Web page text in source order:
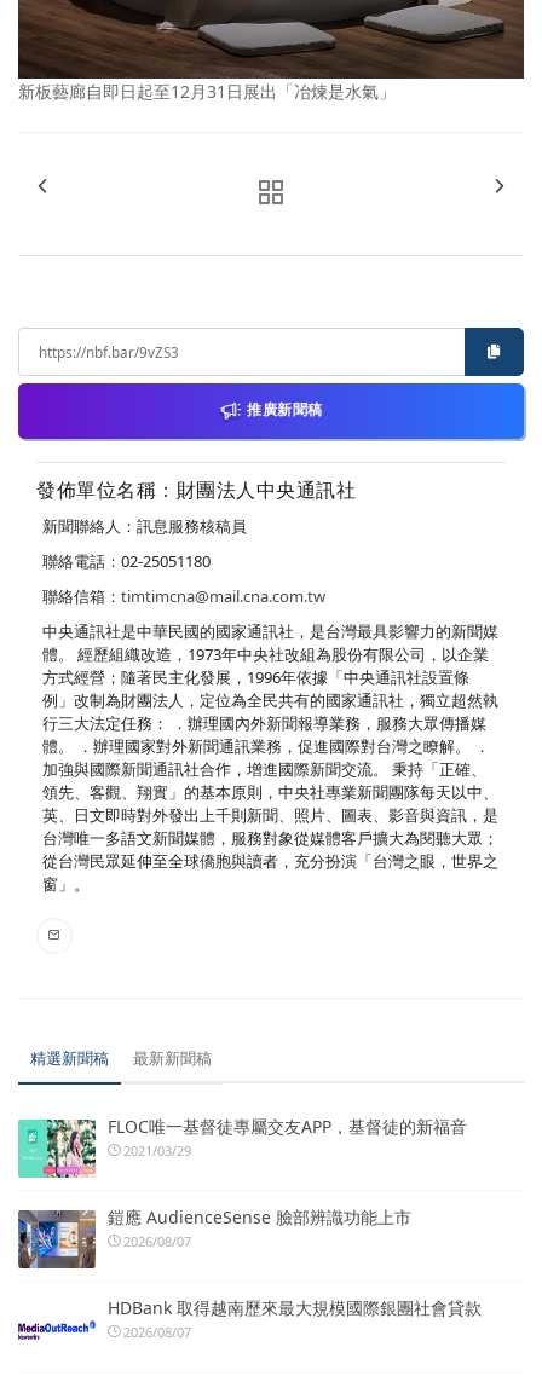
新板藝廊自即日起至12月31日展出「冶煉是水氣」
推廣新聞稿
發佈單位名稱：財團法人中央通訊社
新聞聯絡人：訊息服務核稿員
聯絡電話：02-25051180
聯絡信箱： timtimcna@mail.cna.com.tw
中央通訊社是中華民國的國家通訊社，是台灣最具影響力的新聞媒
體。 經歷組織改造，1973年中央社改組為股份有限公司，以企業
方式經營；隨著民主化發展，1996年依據「中央通訊社設置條
例」改制為財團法人，定位為全民共有的國家通訊社，獨立超然執
行三大法定任務： ．辦理國內外新聞報導業務，服務大眾傳播媒
體。 ．辦理國家對外新聞通訊業務，促進國際對台灣之瞭解。 ．
加強與國際新聞通訊社合作，增進國際新聞交流。 秉持「正確、
領先、客觀、翔實」的基本原則，中央社專業新聞團隊每天以中、
英、日文即時對外發出上千則新聞、照片、圖表、影音與資訊，是
台灣唯一多語文新聞媒體，服務對象從媒體客戶擴大為閱聽大眾；
從台灣民眾延伸至全球僑胞與讀者，充分扮演「台灣之眼，世界之
窗」。
精選新聞稿 最新新聞稿
FLOC唯一基督徒專屬交友APP，基督徒的新福音
2021/03/29
鎧應 AudienceSense 臉部辨識功能上市
2026/08/07
HDBank 取得越南歷來最大規模國際銀團社會貸款
2026/08/07